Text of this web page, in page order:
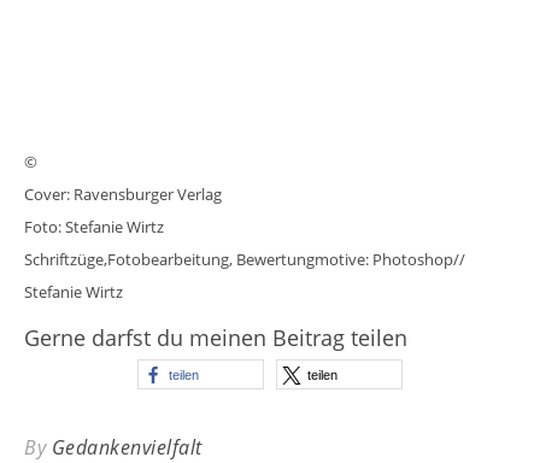
©
Cover: Ravensburger Verlag
Foto: Stefanie Wirtz
Schriftzüge,Fotobearbeitung, Bewertungmotive: Photoshop//
Stefanie Wirtz
Gerne darfst du meinen Beitrag teilen
teilen teilen
By Gedankenvielfalt